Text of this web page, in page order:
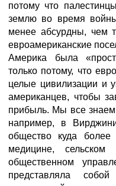
потому что
землю во время войны
менее абсурдны, чем
евроамериканские
Америка была
только потому, что
целые цивилизации и
американцев, чтобы
прибыль. Мы все
например, в
общество куда
медицине,
общественном
представляла